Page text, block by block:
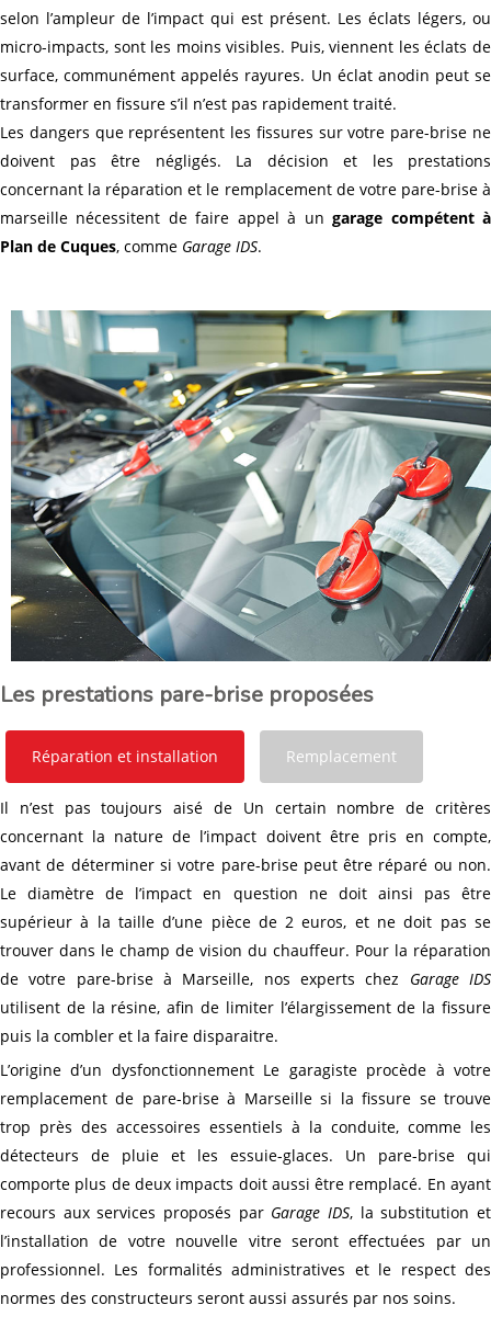
selon l’ampleur de l’impact qui est présent. Les éclats légers, ou
micro-impacts, sont les moins visibles. Puis, viennent les éclats de
surface, communément appelés rayures. Un éclat anodin peut se
transformer en fissure s’il n’est pas rapidement traité.
Les dangers que représentent les fissures sur votre pare-brise ne
doivent pas être négligés. La décision et les prestations
concernant la réparation et le remplacement de votre pare-brise à
marseille nécessitent de faire appel à un garage compétent à
Plan de Cuques, comme Garage IDS.
Les prestations pare-brise proposées
Réparation et installation Remplacement
Il n’est pas toujours aisé de Un certain nombre de critères
concernant la nature de l’impact doivent être pris en compte,
avant de déterminer si votre pare-brise peut être réparé ou non.
Le diamètre de l’impact en question ne doit ainsi pas être
supérieur à la taille d’une pièce de 2 euros, et ne doit pas se
trouver dans le champ de vision du chauffeur. Pour la réparation
de votre pare-brise à Marseille, nos experts chez Garage IDS
utilisent de la résine, afin de limiter l’élargissement de la fissure
puis la combler et la faire disparaitre.
L’origine d’un dysfonctionnement Le garagiste procède à votre
remplacement de pare-brise à Marseille si la fissure se trouve
trop près des accessoires essentiels à la conduite, comme les
détecteurs de pluie et les essuie-glaces. Un pare-brise qui
comporte plus de deux impacts doit aussi être remplacé. En ayant
recours aux services proposés par Garage IDS, la substitution et
l’installation de votre nouvelle vitre seront effectuées par un
professionnel. Les formalités administratives et le respect des
normes des constructeurs seront aussi assurés par nos soins.